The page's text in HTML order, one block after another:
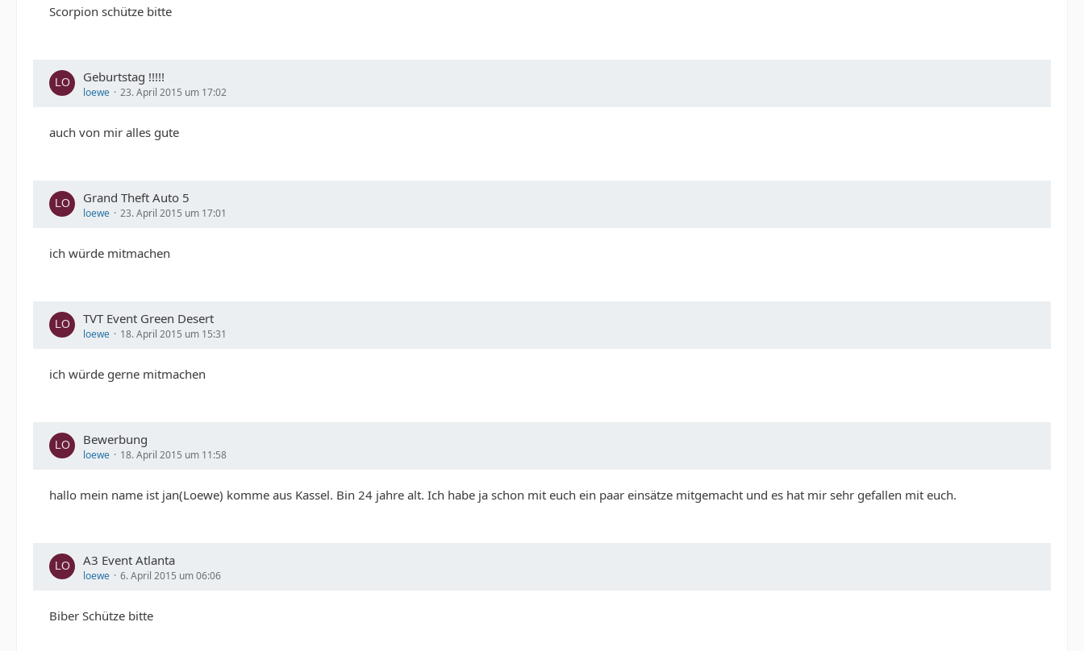
Scorpion schütze bitte
Geburtstag !!!!!
loewe 23. April 2015 um 17:02
auch von mir alles gute
Grand Theft Auto 5
loewe 23. April 2015 um 17:01
ich würde mitmachen
TVT Event Green Desert
loewe 18. April 2015 um 15:31
ich würde gerne mitmachen
Bewerbung
loewe 18. April 2015 um 11:58
hallo mein name ist jan(Loewe) komme aus Kassel. Bin 24 jahre alt. Ich habe ja schon mit euch ein paar einsätze mitgemacht und es hat mir sehr gefallen mit euch.
A3 Event Atlanta
loewe 6. April 2015 um 06:06
Biber Schütze bitte